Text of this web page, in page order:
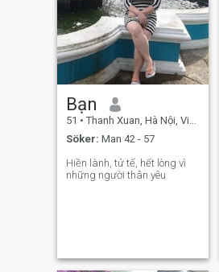
Bạn
51 • Thanh Xuan, Hà Nội, Vietnam
Söker: Man 42 - 57
Hiền lành, tử tế, hết lòng vì
những người thân yêu